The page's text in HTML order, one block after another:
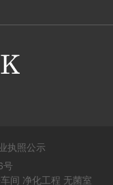
执照公示
号
间 净化工程 无菌室